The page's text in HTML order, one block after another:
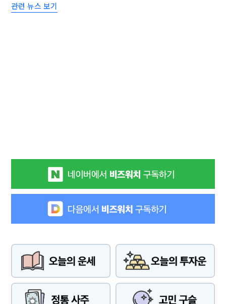
관련 뉴스 보기